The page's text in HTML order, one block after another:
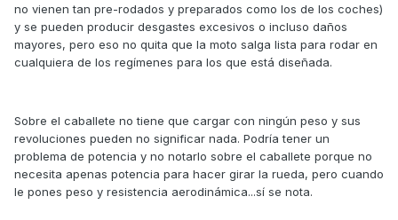
no vienen tan pre-rodados y preparados como los de los coches)
y se pueden producir desgastes excesivos o incluso daños
mayores, pero eso no quita que la moto salga lista para rodar en
cualquiera de los regímenes para los que está diseñada.
Sobre el caballete no tiene que cargar con ningún peso y sus
revoluciones pueden no significar nada. Podría tener un
problema de potencia y no notarlo sobre el caballete porque no
necesita apenas potencia para hacer girar la rueda, pero cuando
le pones peso y resistencia aerodinámica...sí se nota.